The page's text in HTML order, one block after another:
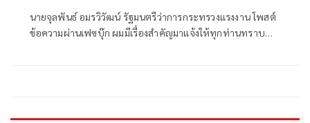
นายจุลพันธ์ อมรวิวัฒน์ รัฐมนตรีว่าการกระทรวงแรงงาน โพสต์
ข้อความผ่านเฟซบุ๊ก ผมมีเรื่องสำคัญมาแจ้งให้ทุกท่านทราบ